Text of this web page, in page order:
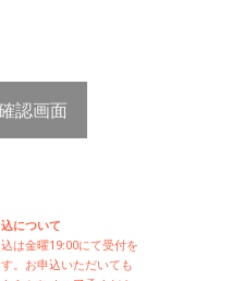
認画面
について
は金曜19:00にて受付を
。お申込いただいても